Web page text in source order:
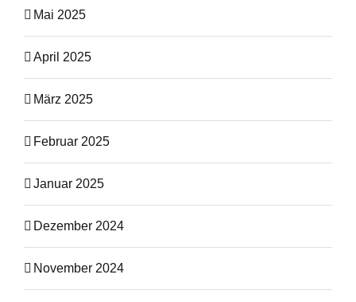
Mai 2025
April 2025
März 2025
Februar 2025
Januar 2025
Dezember 2024
November 2024